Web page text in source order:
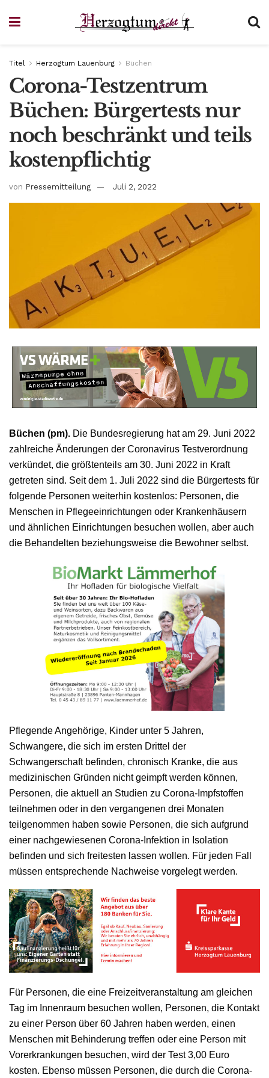
Titel Herzogtum Lauenburg Büchen
Corona-Testzentrum
Büchen: Bürgertests nur
noch beschränkt und teils
kostenpflichtig
von Pressemitteilung Juli 2, 2022
Büchen (pm). Die Bundesregierung hat am 29. Juni 2022
zahlreiche Änderungen der Coronavirus Testverordnung
verkündet, die größtenteils am 30. Juni 2022 in Kraft
getreten sind. Seit dem 1. Juli 2022 sind die Bürgertests für
folgende Personen weiterhin kostenlos: Personen, die
Menschen in Pflegeeinrichtungen oder Krankenhäusern
und ähnlichen Einrichtungen besuchen wollen, aber auch
die Behandelten beziehungsweise die Bewohner selbst.
Pflegende Angehörige, Kinder unter 5 Jahren,
Schwangere, die sich im ersten Drittel der
Schwangerschaft befinden, chronisch Kranke, die aus
medizinischen Gründen nicht geimpft werden können,
Personen, die aktuell an Studien zu Corona-Impfstoffen
teilnehmen oder in den vergangenen drei Monaten
teilgenommen haben sowie Personen, die sich aufgrund
einer nachgewiesenen Corona-Infektion in Isolation
befinden und sich freitesten lassen wollen. Für jeden Fall
müssen entsprechende Nachweise vorgelegt werden.
Für Personen, die eine Freizeitveranstaltung am gleichen
Tag im Innenraum besuchen wollen, Personen, die Kontakt
zu einer Person über 60 Jahren haben werden, einen
Menschen mit Behinderung treffen oder eine Person mit
Vorerkrankungen besuchen, wird der Test 3,00 Euro
kosten. Ebenso müssen Personen, die durch die Corona-